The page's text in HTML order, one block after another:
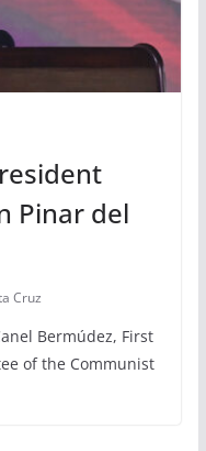
Pinar del
Cruz
Bermúdez, First
of the Communist